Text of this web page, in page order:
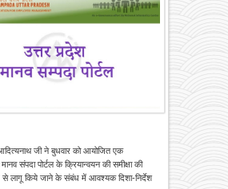
जी ने बुधवार को आयोजित एक
संपदा पोर्टल के क्रियान्वयन की समीक्षा की
से लागू किये जाने के संबंध में आवश्यक दिशा-निर्देश